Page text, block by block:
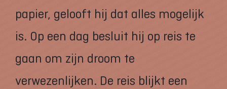
papier, gelooft hij dat alles mogelijk
is. Op een dag besluit hij op reis te
gaan om zijn droom te
verwezenlijken. De reis blijkt een